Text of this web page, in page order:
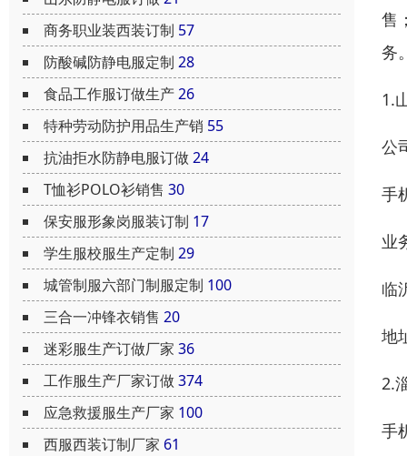
商务职业装西装订制 57
防酸碱防静电服定制 28
食品工作服订做生产26
特种劳动防护用品生产销 55
抗油拒水防静电服订做24
T恤衫POLO衫销售 30
保安服形象岗服装订制 17
学生服校服生产定制 29
城管制服六部门制服定制 100
三合一冲锋衣销售 20
迷彩服生产订做厂家 36
工作服生产厂家订做374
应急救援服生产厂家 100
西服西装订制厂家 61
售
务
1.
公
手
业
临
地
2.
手